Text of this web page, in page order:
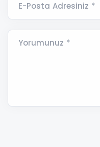
E-Posta Adresiniz *
Yorumunuz *